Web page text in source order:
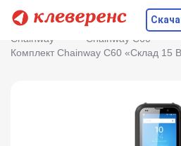
Главная Оборудование
Chainway
Chainway C60
Комплект Chainway C60 «Склад